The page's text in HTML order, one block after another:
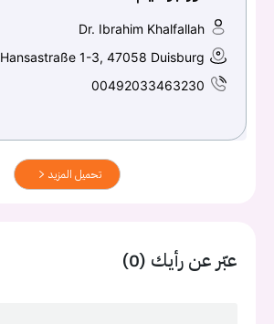
Dr. Ibrahim Khalfallah
Hansastraße 1-3, 47058 Duisburg
00492033463230
تحميل المزيد
عبّر عن رأيك (0)